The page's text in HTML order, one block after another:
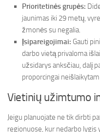
Prioritetinės grupės:
jaunimas iki 29 metų,
žmonės su negalia.
Įsipareigojimai: Gauti
darbo vietą privaloma
užsidarys anksčiau, dalį
proporcingai neišlaikytam
Vietinių užimtumo
Jeigu planuojate ne tik dirbti
regionuose, kur nedarbo lygis